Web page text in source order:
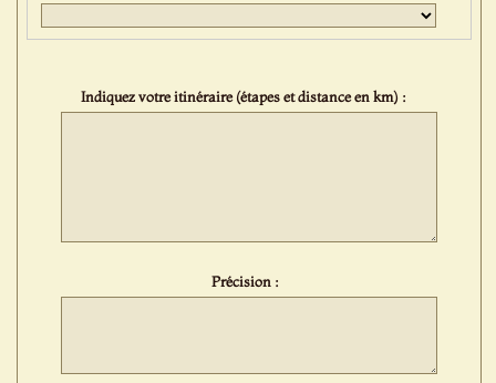
Indiquez votre itinéraire (étapes et distance en km) :
Précision :